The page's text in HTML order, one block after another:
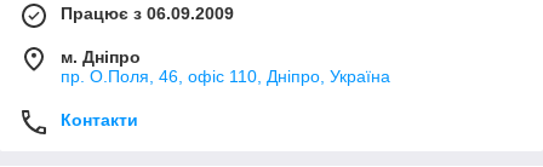
Працює з 06.09.2009
м. Дніпро
пр. О.Поля, 46, офіс 110, Дніпро, Україна
Контакти